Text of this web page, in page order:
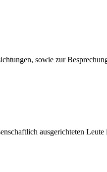
sowie zur
ausgerichteten